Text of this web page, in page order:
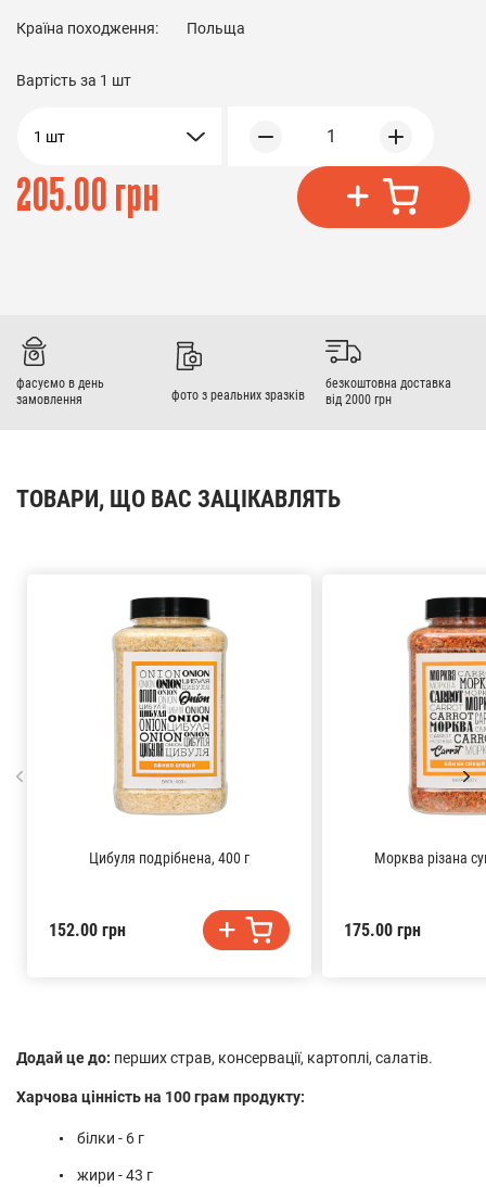
Країна походження: Польща
Вартість за 1 шт
1 шт 1
205.00 грн
фасуємо в день
замовлення
фото з реальних зразків
безкоштовна доставка
від 2000 грн
Додай це до: перших страв, консервації, картоплі, салатів.
Харчова цінність на 100 грам продукту:
білки - 6 г
жири - 43 г
ТОВАРИ, ЩО ВАС ЗАЦІКАВЛЯТЬ
Цибуля подрібнена, 400 г
152.00 грн
Морква різана
175.00 грн